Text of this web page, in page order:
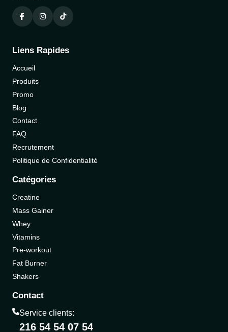
Liens Rapides
Accueil
Produits
Promo
Blog
Contact
FAQ
Recrutement
Politique de Confidentialité
Catégories
Creatine
Mass Gainer
Whey
Vitamins
Pre-workout
Fat Burner
Shakers
Contact
Service clients:
216 54 54 07 54